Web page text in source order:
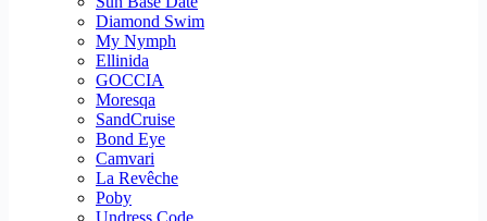
Diamond Swim
My Nymph
Ellinida
GOCCIA
Moresqa
SandCruise
Bond Eye
Camvari
La Revêche
Poby
Undress Code